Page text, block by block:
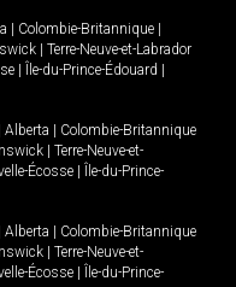
Colombie-Britannique
Terre-Neuve-et-Labrador
Île-du-Prince-Édouard
Alberta
Colombie-Britannique
Terre-Neuve-et-
Écosse
Île-du-Prince-
Alberta
Colombie-Britannique
Terre-Neuve-et-
Écosse
Île-du-Prince-